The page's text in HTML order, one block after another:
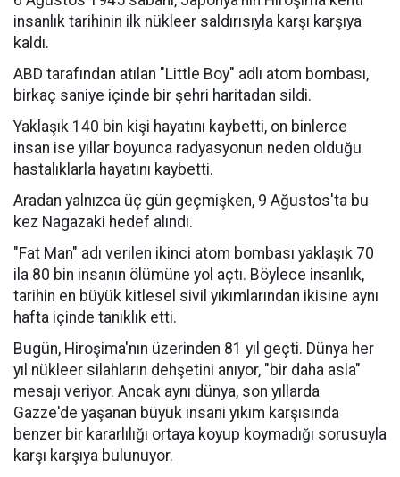
insanlık tarihinin ilk nükleer saldırısıyla karşı karşıya
kaldı.
ABD tarafından atılan "Little Boy" adlı atom bombası,
birkaç saniye içinde bir şehri haritadan sildi.
Yaklaşık 140 bin kişi hayatını kaybetti, on binlerce
insan ise yıllar boyunca radyasyonun neden olduğu
hastalıklarla hayatını kaybetti.
Aradan yalnızca üç gün geçmişken, 9 Ağustos'ta bu
kez Nagazaki hedef alındı.
"Fat Man" adı verilen ikinci atom bombası yaklaşık 70
ila 80 bin insanın ölümüne yol açtı. Böylece insanlık,
tarihin en büyük kitlesel sivil yıkımlarından ikisine aynı
hafta içinde tanıklık etti.
Bugün, Hiroşima'nın üzerinden 81 yıl geçti. Dünya her
yıl nükleer silahların dehşetini anıyor, "bir daha asla"
mesajı veriyor. Ancak aynı dünya, son yıllarda
Gazze'de yaşanan büyük insani yıkım karşısında
benzer bir kararlılığı ortaya koyup koymadığı sorusuyla
karşı karşıya bulunuyor.